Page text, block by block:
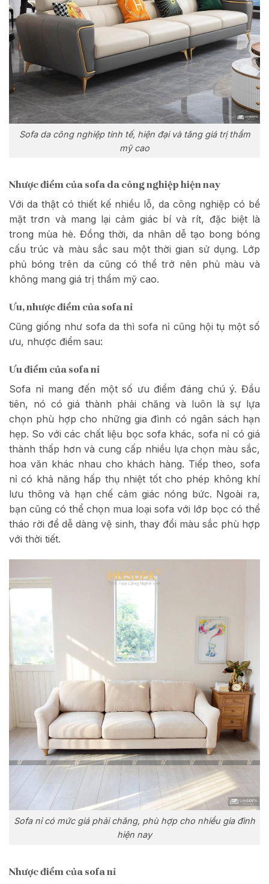
Sofa da công nghiệp tinh tế, hiện đại và tăng giá trị thẩm
mỹ cao
Nhược điểm của sofa da công nghiệp hiện nay
Với da thật có thiết kế nhiều lỗ, da công nghiệp có bề
mặt trơn và mang lại cảm giác bí và rít, đặc biệt là
trong mùa hè. Đồng thời, da nhân dễ tạo bong bóng
cấu trúc và màu sắc sau một thời gian sử dụng. Lớp
phủ bóng trên da cũng có thể trở nên phủ màu và
không mang giá trị thẩm mỹ cao.
Ưu, nhược điểm của sofa nỉ
Cũng giống như sofa da thì sofa nỉ cũng hội tụ một số
ưu, nhược điểm sau:
Ưu điểm của sofa nỉ
Sofa nỉ mang đến một số ưu điểm đáng chú ý. Đầu
tiên, nó có giá thành phải chăng và luôn là sự lựa
chọn phù hợp cho những gia đình có ngân sách hạn
hẹp. So với các chất liệu bọc sofa khác, sofa nỉ có giá
thành thấp hơn và cung cấp nhiều lựa chọn màu sắc,
hoa văn khác nhau cho khách hàng. Tiếp theo, sofa
nỉ có khả năng hấp thụ nhiệt tốt cho phép không khí
lưu thông và hạn chế cảm giác nóng bức. Ngoài ra,
bạn cũng có thể chọn mua loại sofa với lớp bọc có thể
tháo rời để dễ dàng vệ sinh, thay đổi màu sắc phù hợp
với thời tiết.
Sofa nỉ có mức giá phải chăng, phù hợp cho nhiều gia đình
hiện nay
Nhược điểm của sofa nỉ